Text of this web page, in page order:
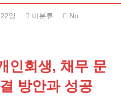
일 미분류
No
인회생, 채무 문
방안과 성공